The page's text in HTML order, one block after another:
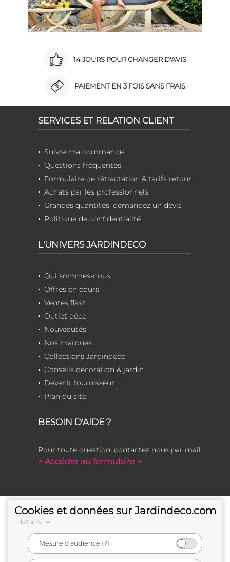
14 JOURS POUR CHANGER D'AVIS
PAIEMENT EN 3 FOIS SANS FRAIS
SERVICES ET RELATION CLIENT
Suivre ma commande
Questions fréquentes
Formulaire de rétractation & tarifs retour
Achats par les professionnels
Grandes quantités, demandez un devis
Politique de confidentialité
L'UNIVERS JARDINDECO
Qui sommes-nous
Offres en cours
Ventes flash
Outlet déco
Nouveautés
Nos marques
Collections Jardindeco
Conseils décoration & jardin
Devenir fournisseur
Plan du site
BESOIN D'AIDE ?
Pour toute question, contactez nous par mail
> Accéder au formulaire <
Cookies et données sur Jardindeco.com
détails
Mesure d'audience (?)